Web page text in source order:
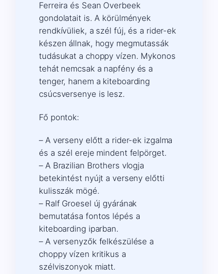
Ferreira és Sean Overbeek
gondolatait is. A körülmények
rendkívüliek, a szél fúj, és a rider-ek
készen állnak, hogy megmutassák
tudásukat a choppy vízen. Mykonos
tehát nemcsak a napfény és a
tenger, hanem a kiteboarding
csúcsversenye is lesz.
Fő pontok:
– A verseny előtt a rider-ek izgalma
és a szél ereje mindent felpörget.
– A Brazilian Brothers vlogja
betekintést nyújt a verseny előtti
kulisszák mögé.
– Ralf Groesel új gyárának
bemutatása fontos lépés a
kiteboarding iparban.
– A versenyzők felkészülése a
choppy vízen kritikus a
szélviszonyok miatt.